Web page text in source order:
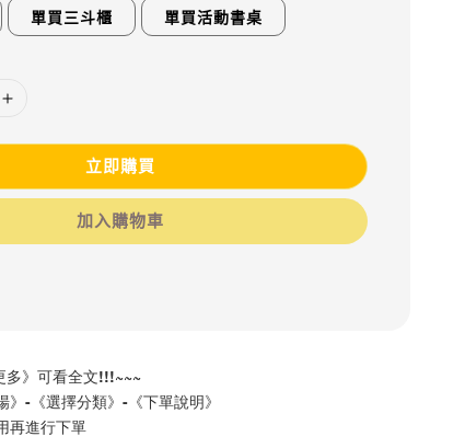
單買三斗櫃 單買活動書桌
立即購買
加入購物車
多》可看全文!!!~~~
-《選擇分類》-《下單說明》
再進行下單